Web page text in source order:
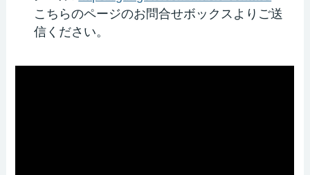
こちらのページのお問合せボックスよりご送
信ください。